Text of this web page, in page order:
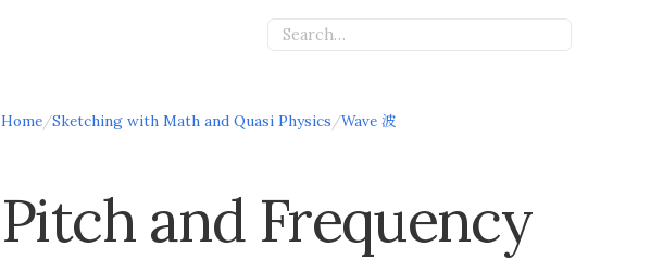
Home/Sketching with Math and Quasi Physics/Wave 波
Pitch and Frequency